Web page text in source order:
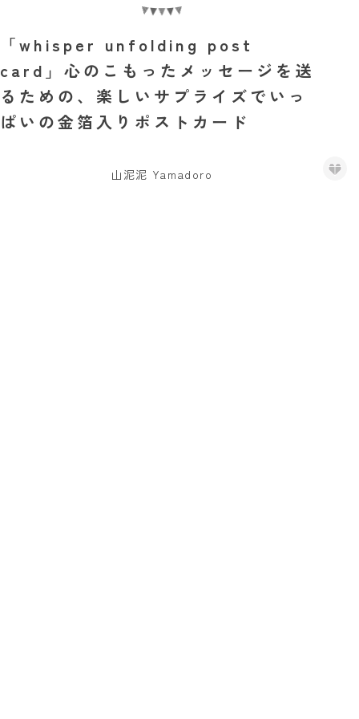
「whisper unfolding post
card」心のこもったメッセージを送
るための、楽しいサプライズでいっ
ぱいの金箔入りポストカード
山泥泥 Yamadoro